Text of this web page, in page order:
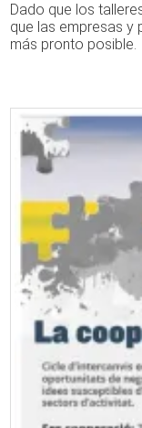
Dado que los
que las empresas y
más pronto posible.